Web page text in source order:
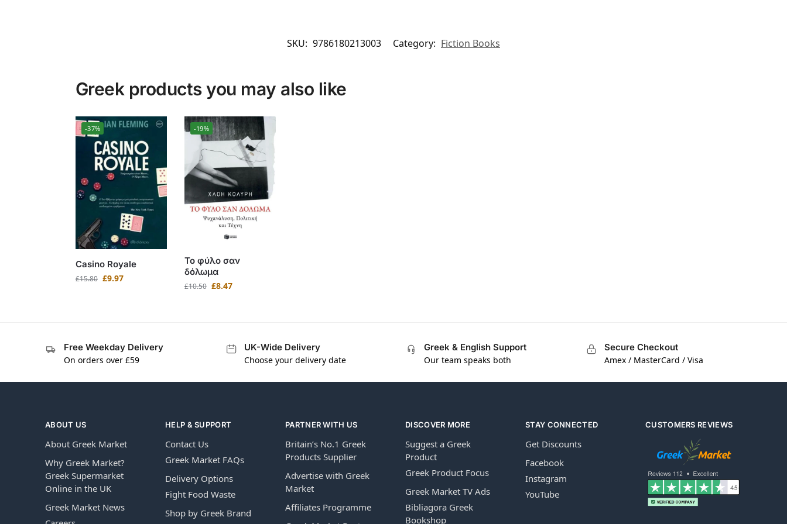
SKU: 9786180213003 Category: Fiction Books
Greek products you may also like
-37%
Casino Royale
£15.80 £9.97
-19%
To φύλο σαν
δόλωμα
£10.50 £8.47
Free Weekday Delivery
On orders over £59
UK-Wide Delivery
Choose your delivery date
Greek & English Support
Our team speaks both
Secure Checkout
Amex / MasterCard / Visa
ABOUT US
About Greek Market
Why Greek Market?
Greek Supermarket
Online in the UK
Greek Market News
HELP & SUPPORT
Contact Us
Greek Market FAQs
Delivery Options
Fight Food Waste
Shop by Greek Brand
PARTNER WITH US
Britain’s No.1 Greek
Products Supplier
Advertise with Greek
Market
Affiliates Programme
DISCOVER MORE
Suggest a Greek
Product
Greek Product Focus
Greek Market TV Ads
Bibliagora Greek
Bookshop
STAY CONNECTED
Get Discounts
Facebook
Instagram
YouTube
CUSTOMERS REVIEWS